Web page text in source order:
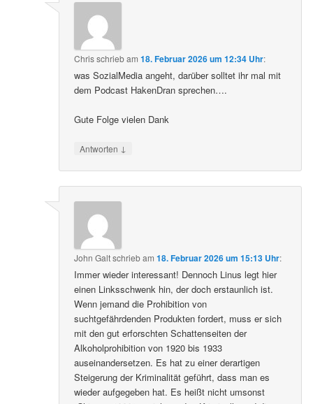
Chrisschriebam18. Februar 2026 um 12:34 Uhr:
was SozialMedia angeht, darüber solltet ihr mal mit
dem Podcast HakenDran sprechen….
Gute Folge vielen Dank
Antworten ↓
John Galtschriebam18. Februar 2026 um 15:13 Uhr:
Immer wieder interessant! Dennoch Linus legt hier
einen Linksschwenk hin, der doch erstaunlich ist.
Wenn jemand die Prohibition von
suchtgefährdenden Produkten fordert, muss er sich
mit den gut erforschten Schattenseiten der
Alkoholprohibition von 1920 bis 1933
auseinandersetzen. Es hat zu einer derartigen
Steigerung der Kriminalität geführt, dass man es
wieder aufgegeben hat. Es heißt nicht umsonst